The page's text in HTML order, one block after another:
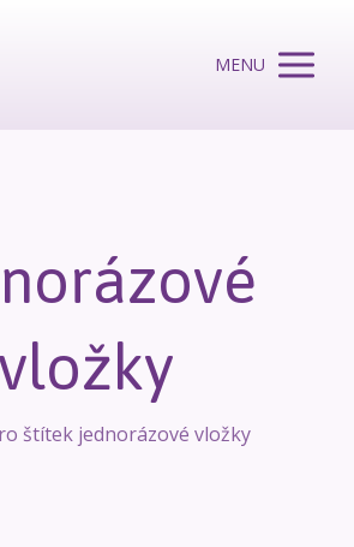
MENU
vložky
štítek jednorázové vložky